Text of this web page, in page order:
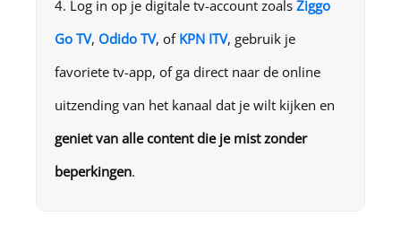
Log in op je digitale tv-account zoals Ziggo
Go TV, Odido TV, of KPN ITV, gebruik je
favoriete tv-app, of ga direct naar de online
uitzending van het kanaal dat je wilt kijken en
geniet van alle content die je mist zonder
beperkingen.